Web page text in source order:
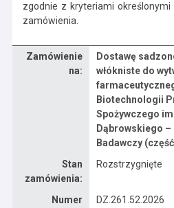
zgodnie z kryteriami
zamówienia.
Zamówienie
na:
Dostawę
włókniste do
Biotechnologii
Spożywczego
Dąbrowskiego
Badawczy
Stan
zamówienia:
Rozstrzygnięte
Numer
DZ.261.52.2026